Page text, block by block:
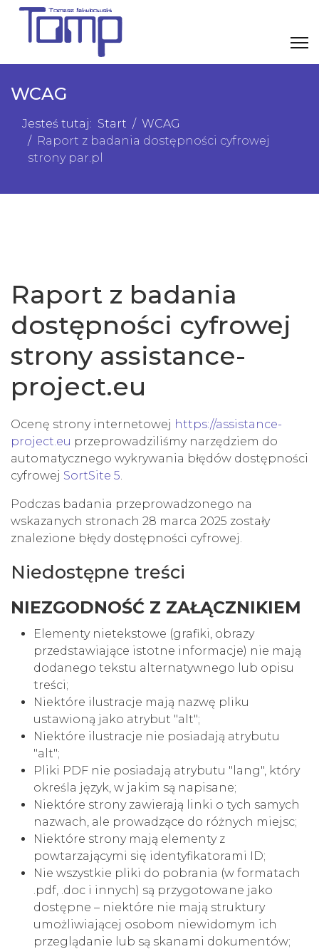
WCAG
Jesteś tutaj: Start
WCAG
Raport z badania dostępności cyfrowej
strony par.pl
Raport z badania
dostępności cyfrowej
strony assistance-
project.eu
Ocenę strony internetowej https://assistance-
project.eu przeprowadziliśmy narzędziem do
automatycznego wykrywania błędów dostępności
cyfrowej SortSite 5.
Podczas badania przeprowadzonego na
wskazanych stronach 28 marca 2025 zostały
znalezione błędy dostępności cyfrowej.
Niedostępne treści
NIEZGODNOŚĆ Z ZAŁĄCZNIKIEM
Elementy nietekstowe (grafiki, obrazy
przedstawiające istotne informacje) nie mają
dodanego tekstu alternatywnego lub opisu
treści;
Niektóre ilustracje mają nazwę pliku
ustawioną jako atrybut "alt";
Niektóre ilustracje nie posiadają atrybutu
"alt";
Pliki PDF nie posiadają atrybutu "lang", który
określa język, w jakim są napisane;
Niektóre strony zawierają linki o tych samych
nazwach, ale prowadzące do różnych miejsc;
Niektóre strony mają elementy z
powtarzającymi się identyfikatorami ID;
Nie wszystkie pliki do pobrania (w formatach
.pdf, .doc i innych) są przygotowane jako
dostępne – niektóre nie mają struktury
umożliwiającej osobom niewidomym ich
przeglądanie lub są skanami dokumentów;